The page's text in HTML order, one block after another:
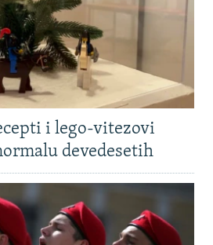
i lego-vitezovi
devedesetih